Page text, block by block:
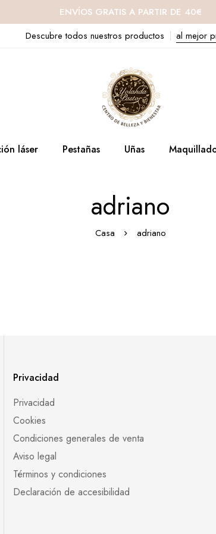
ENVÍOS GRATIS A PARTIR DE 40€
Descubre todos nuestros productos al mejor
láser Pestañas Uñas
adriano
Casa adriano
Privacidad
Privacidad
Cookies
Condiciones generales de venta
Aviso legal
Términos y condiciones
Declaración de accesibilidad